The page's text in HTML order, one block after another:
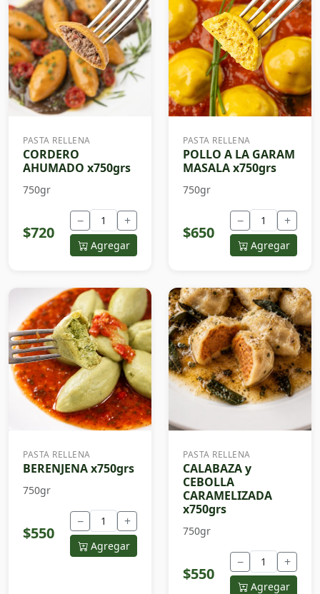
PASTA RELLENA
CORDERO
AHUMADO x750grs
750gr
$720
− +
Agregar
PASTA RELLENA
POLLO A LA GARAM
MASALA x750grs
750gr
$650
− +
Agregar
PASTA RELLENA
BERENJENA x750grs
750gr
$550
− +
Agregar
PASTA RELLENA
CALABAZA y
CEBOLLA
CARAMELIZADA
x750grs
750gr
$550
− +
Agregar